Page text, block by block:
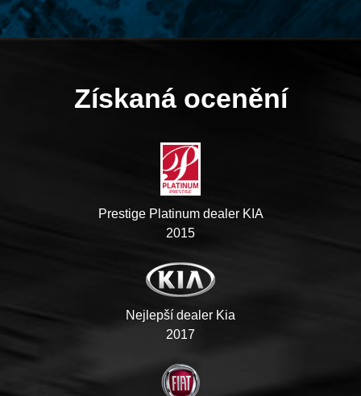
Získaná ocenění
Prestige Platinum dealer KIA
2015
Nejlepší dealer Kia
2017